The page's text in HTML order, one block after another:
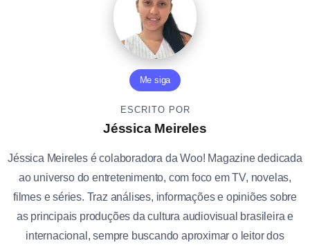
Me siga
ESCRITO POR
Jéssica Meireles
Jéssica Meireles é colaboradora da Woo! Magazine dedicada
ao universo do entretenimento, com foco em TV, novelas,
filmes e séries. Traz análises, informações e opiniões sobre
as principais produções da cultura audiovisual brasileira e
internacional, sempre buscando aproximar o leitor dos